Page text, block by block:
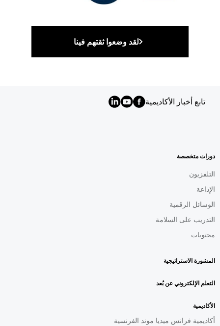
لقد وضعوا ثقتهم فينا
تابع أخبار الأكاديمية
AR
دورات متخصصة
التلفزيون
الإذاعة
الوسائل الرقمية
التدريب على السلامة
محتويات
المشورة الاستراتيجية
التعلم الإلكتروني عن بُعد
الأكاديمية
أكاديمية فرانس ميديا موند الفرنسية